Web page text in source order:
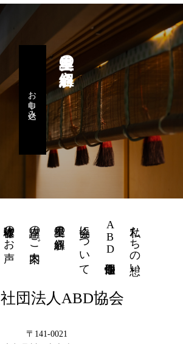
星里奏の紐解き
お申し込み
私たちの想い
ABD個性運命學
協会について
星里奏の紐解き
講座のご案内
体験者様のお声
団法人ABD協会
〒141-0021